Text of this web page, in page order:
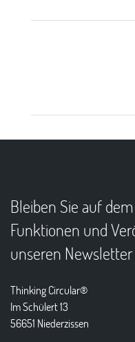
Bleiben Sie auf
Funktionen und
unseren Newsletter
Thinking Circular®
Im Schülert 13
56651 Niederzissen